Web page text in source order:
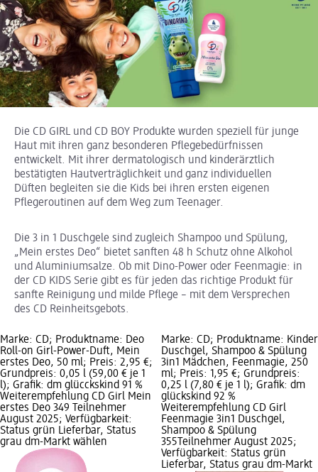
Die CD GIRL und CD BOY Produkte wurden speziell für junge
Haut mit ihren ganz besonderen Pflegebedürfnissen
entwickelt. Mit ihrer dermatologisch und kinderärztlich
bestätigten Hautverträglichkeit und ganz individuellen
Düften begleiten sie die Kids bei ihren ersten eigenen
Pflegeroutinen auf dem Weg zum Teenager.
Die 3 in 1 Duschgele sind zugleich Shampoo und Spülung,
„Mein erstes Deo“ bietet sanften 48 h Schutz ohne Alkohol
und Aluminiumsalze. Ob mit Dino-Power oder Feenmagie: in
der CD KIDS Serie gibt es für jeden das richtige Produkt für
sanfte Reinigung und milde Pflege – mit dem Versprechen
des CD Reinheitsgebots.
Marke: CD; Produktname: Deo
Roll-on Girl-Power-Duft, Mein
erstes Deo, 50 ml; Preis: 2,95 €;
Grundpreis: 0,05 l (59,00 € je 1
l); Grafik: dm glücckskind 91 %
Weiterempfehlung CD Girl Mein
erstes Deo 349 Teilnehmer
August 2025; Verfügbarkeit:
Status grün Lieferbar, Status
grau dm-Markt wählen
Marke: CD; Produktname: Kinder
Duschgel, Shampoo & Spülung
3in1 Mädchen, Feenmagie, 250
ml; Preis: 1,95 €; Grundpreis:
0,25 l (7,80 € je 1 l); Grafik: dm
glückskind 92 %
Weiterempfehlung CD Girl
Feenmagie 3in1 Duschgel,
Shampoo & Spülung
355Teilnehmer August 2025;
Verfügbarkeit: Status grün
Lieferbar, Status grau dm-Markt